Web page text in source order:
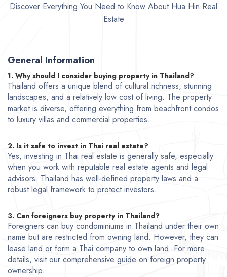
Discover Everything You Need to Know About Hua Hin Real
Estate
General Information
1. Why should I consider buying property in Thailand?
Thailand offers a unique blend of cultural richness, stunning
landscapes, and a relatively low cost of living. The property
market is diverse, offering everything from beachfront condos
to luxury villas and commercial properties.
2. Is it safe to invest in Thai real estate?
Yes, investing in Thai real estate is generally safe, especially
when you work with reputable real estate agents and legal
advisors. Thailand has well-defined property laws and a
robust legal framework to protect investors.
3. Can foreigners buy property in Thailand?
Foreigners can buy condominiums in Thailand under their own
name but are restricted from owning land. However, they can
lease land or form a Thai company to own land. For more
details, visit our comprehensive guide on foreign property
ownership.